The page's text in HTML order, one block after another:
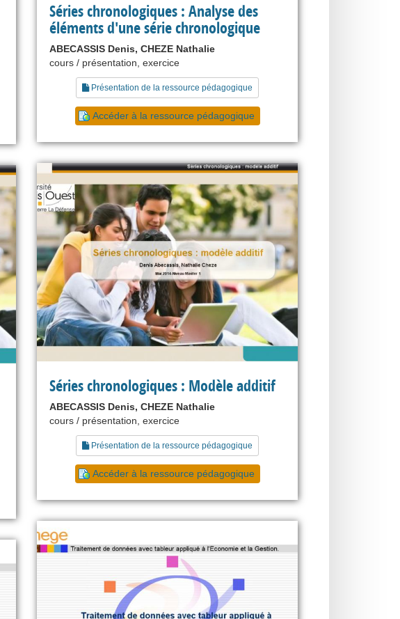
Séries chronologiques : Analyse des
éléments d'une série chronologique
ABECASSIS Denis, CHEZE Nathalie
cours / présentation, exercice
Présentation de la ressource pédagogique
Accéder à la ressource pédagogique
Séries chronologiques : Modèle additif
ABECASSIS Denis, CHEZE Nathalie
cours / présentation, exercice
Présentation de la ressource pédagogique
Accéder à la ressource pédagogique